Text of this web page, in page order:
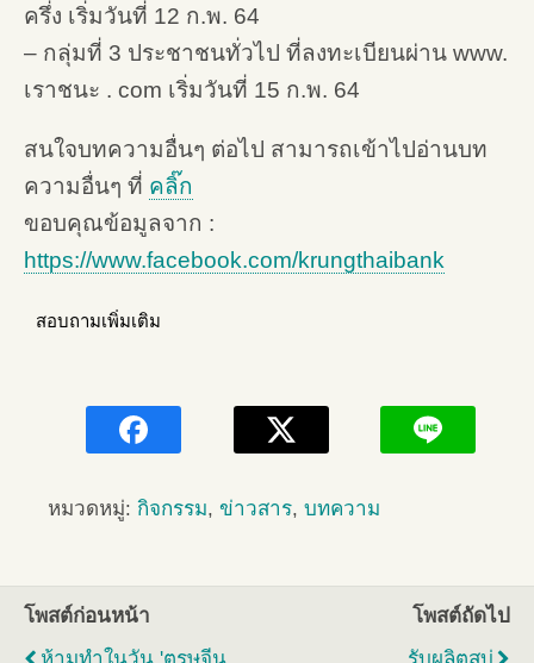
ครึ่ง เริ่มวันที่ 12 ก.พ. 64
– กลุ่มที่ 3 ประชาชนทั่วไป ที่ลงทะเบียนผ่าน www.
เราชนะ . com เริ่มวันที่ 15 ก.พ. 64
สนใจบทความอื่นๆ ต่อไป สามารถเข้าไปอ่านบท
ความอื่นๆ ที่ คลิ๊ก
ขอบคุณข้อมูลจาก :
https://www.facebook.com/krungthaibank
สอบถามเพิ่มเติม
หมวดหมู่: กิจกรรม, ข่าวสาร, บทความ
โพสต์ก่อนหน้า
โพสต์ถัดไป